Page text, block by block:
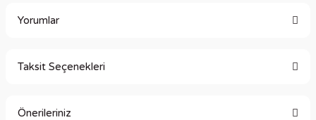
Yorumlar
Taksit Seçenekleri
Önerileriniz